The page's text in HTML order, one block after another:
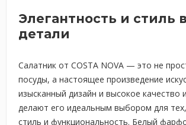
Элегантность и стиль
детали
Салатник от COSTA NOVA — это не
посуды, а настоящее произведение
изысканный дизайн и высокое качество
делают его идеальным выбором для
стиль и функциональность. Белый